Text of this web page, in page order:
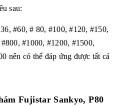
sau:
#60, # 80, #100, #120, #150,
#1000, #1200, #1500,
nên có thể đáp ứng được tất cả
Fujistar Sankyo, P80